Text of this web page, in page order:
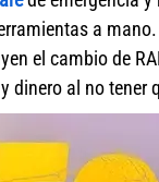
a
el cambio de
dinero al no tener